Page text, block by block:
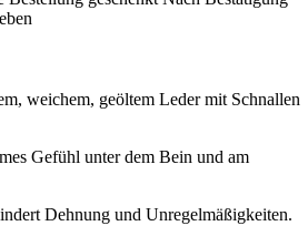
weichem, geöltem Leder mit Schnallen
Gefühl unter dem Bein und am
Dehnung und Unregelmäßigkeiten.